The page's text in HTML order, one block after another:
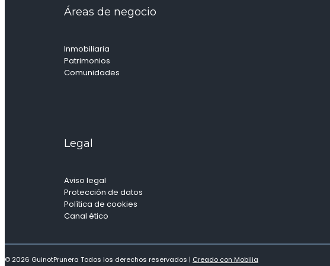
Áreas de negocio
Inmobiliaria
Patrimonios
Comunidades
Legal
Aviso legal
Protección de datos
Política de cookies
Canal ético
© 2026 GuinotPrunera Todos los derechos reservados | Creado con Mobilia